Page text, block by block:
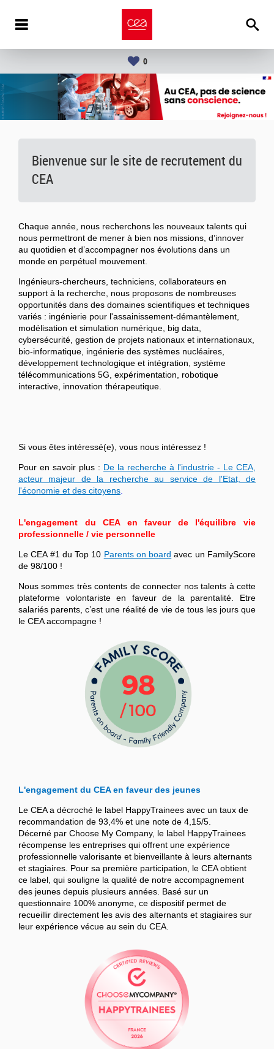
0
Bienvenue sur le site de recrutement du
CEA
Chaque année, nous recherchons les nouveaux talents qui
nous permettront de mener à bien nos missions, d’innover
au quotidien et d’accompagner nos évolutions dans un
monde en perpétuel mouvement.
Ingénieurs-chercheurs, techniciens, collaborateurs en
support à la recherche, nous proposons de nombreuses
opportunités dans des domaines scientifiques et techniques
variés : ingénierie pour l'assainissement-démantèlement,
modélisation et simulation numérique, big data,
cybersécurité, gestion de projets nationaux et internationaux,
bio-informatique, ingénierie des systèmes nucléaires,
développement technologique et intégration, système
télécommunications 5G, expérimentation, robotique
interactive, innovation thérapeutique.
Si vous êtes intéressé(e), vous nous intéressez !
Pour en savoir plus : De la recherche à l'industrie - Le CEA,
acteur majeur de la recherche au service de l'Etat, de
l'économie et des citoyens
L'engagement du CEA en faveur de l'équilibre vie
professionnelle / vie personnelle
Le CEA #1 du Top 10 Parents on board avec un FamilyScore
de 98/100 !
Nous sommes très contents de connecter nos talents à cette
plateforme volontariste en faveur de la parentalité. Etre
salariés parents, c’est une réalité de vie de tous les jours que
le CEA accompagne !
L'engagement du CEA en faveur des jeunes
Le CEA a décroché le label HappyTrainees avec un taux de
recommandation de 93,4% et une note de 4,15/5.
Décerné par Choose My Company, le label HappyTrainees
récompense les entreprises qui offrent une expérience
professionnelle valorisante et bienveillante à leurs alternants
et stagiaires. Pour sa première participation, le CEA obtient
ce label, qui souligne la qualité de notre accompagnement
des jeunes depuis plusieurs années. Basé sur un
questionnaire 100% anonyme, ce dispositif permet de
recueillir directement les avis des alternants et stagiaires sur
leur expérience vécue au sein du CEA.